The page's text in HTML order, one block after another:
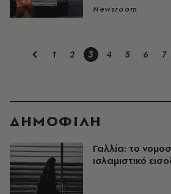
Newsroom
1 2 3 4 5 6 7
ΔΗΜΟΦΙΛΗ
Γαλλία: το
ισλαμιστικό